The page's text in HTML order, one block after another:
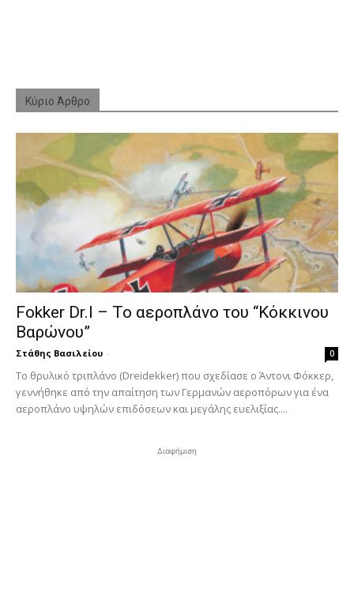
Κύριο Άρθρο
Fokker Dr.I – To αεροπλάνο του “Κόκκινου
Βαρώνου”
Στάθης Βασιλείου - 0
Tο θρυλικό τριπλάνο (Dreidekker) που σχεδίασε ο Άντονι Φόκκερ,
γεννήθηκε από την απαίτηση των Γερμανών αεροπόρων για ένα
αεροπλάνο υψηλών επιδόσεων και μεγάλης ευελιξίας....
Διαφήμιση